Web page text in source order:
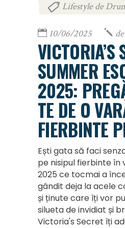
Lifestyle de
10/06/2025 de
VICTORIA’S
SUMMER
2025:
TE DE O
FIERBINTE
Ești gata să faci
pe nisipul fierbinte în
2025 ce tocmai a
gândit deja la acele
și ținute care îți vor
silueta de invidiat și
Victoria's Secret îți